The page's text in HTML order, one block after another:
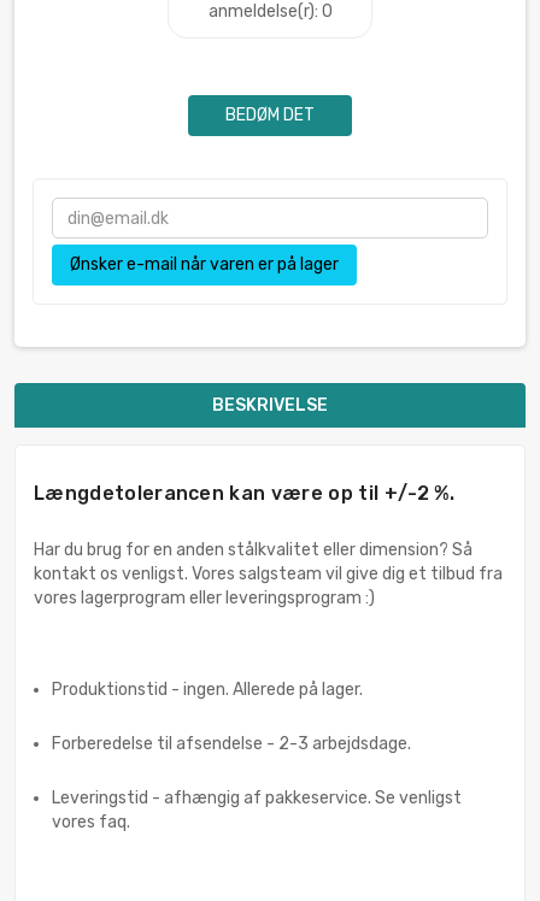
anmeldelse(r): 0
BEDØM DET
Ønsker e-mail når varen er på lager
BESKRIVELSE
Længdetolerancen kan være op til +/-2 %.
Har du brug for en anden stålkvalitet eller dimension? Så
kontakt os venligst. Vores salgsteam vil give dig et tilbud fra
vores lagerprogram eller leveringsprogram :)
Produktionstid - ingen. Allerede på lager.
Forberedelse til afsendelse - 2-3 arbejdsdage.
Leveringstid - afhængig af pakkeservice. Se venligst
vores faq.